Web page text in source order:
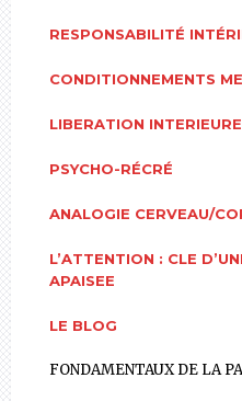
RESPONSABILITÉ
CONDITIONNEMENTS
LIBERATION INTERIEURE
PSYCHO-RÉCRÉ
ANALOGIE CERVEAU/
L’ATTENTION : CLE
APAISEE
LE BLOG
FONDAMENTAUX DE LA